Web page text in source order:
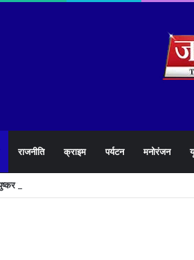
राजनीति क्राइम पर्यटन मनोरंजन
सिंह धामी ने 1905 हेल्पलाइन की समीक्षा के दौरान